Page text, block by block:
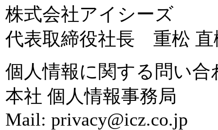
株式会社アイシーズ
代表取締役社長 重松 直
個人情報に関する問い合
本社 個人情報事務局
Mail: privacy@icz.co.jp